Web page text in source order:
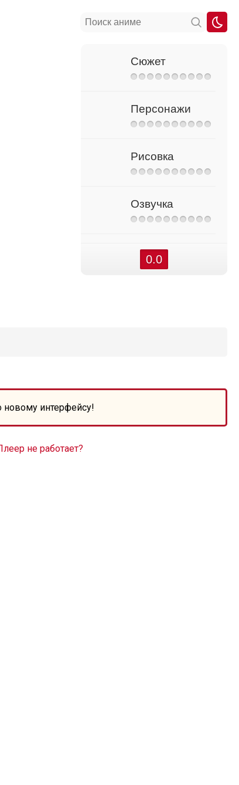
Сюжет
Персонажи
Рисовка
Озвучка
0.0
новому интерфейсу!
не работает?